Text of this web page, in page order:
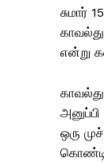
சுமார்
என்று
ஒரு